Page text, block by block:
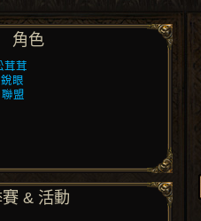
角色
茸茸
眼
盟
賽 & 活動